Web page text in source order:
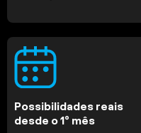
Possibilidades reais
desde o 1º mês